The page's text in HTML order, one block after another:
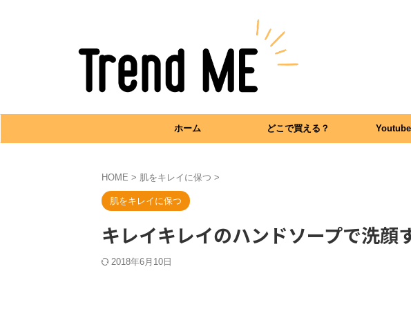
ホーム どこで買える？
HOME > 肌をキレイに保つ >
肌をキレイに保つ
キレイキレイのハンドソープで洗顔
2018年6月10日